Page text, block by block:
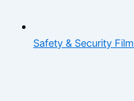
Safety & Security Film